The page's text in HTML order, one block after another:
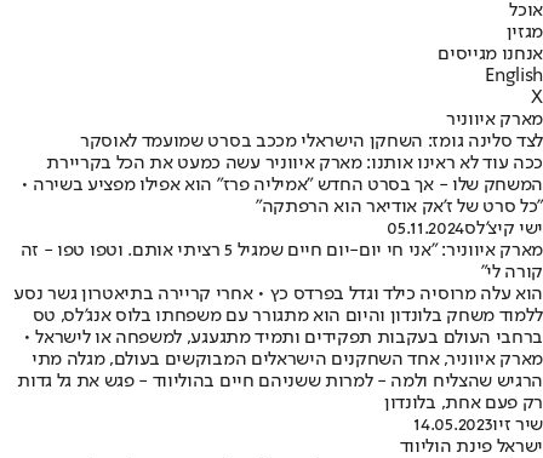
אוכל
מגזין
אנחנו מגייסים
English
X
מארק איווניר
לצד סלינה גומז: השחקן הישראלי מככב בסרט שמועמד לאוסקר
ככה עוד לא ראינו אותנו: מארק איווניר עשה כמעט את הכל בקריירת
המשחק שלו - אך בסרט החדש "אמיליה פרז" הוא אפילו מפציע בשירה •
"כל סרט של ז'אק אודיאר הוא הרפתקה"
ישי קיצ'לס05.11.2024
מארק איווניר: "אני חי יום-יום חיים שמגיל 5 רציתי אותם. וטפו טפו - זה
קורה לי"
הוא עלה מרוסיה כילד וגדל בפרדס כץ • אחרי קריירה בתיאטרון גשר נסע
ללמוד משחק בלונדון והיום הוא מתגורר עם משפחתו בלוס אנג'לס, טס
ברחבי העולם בעקבות תפקידים ותמיד מתגעגע, למשפחה או לישראל •
מארק איווניר, אחד השחקנים הישראלים המבוקשים בעולם, מגלה מתי
הרגיש שהצליח ולמה - למרות ששניהם חיים בהוליווד - פגש את גל גדות
רק פעם אחת, בלונדון
שיר זיו14.05.2023
ישראל פינת הוליווד